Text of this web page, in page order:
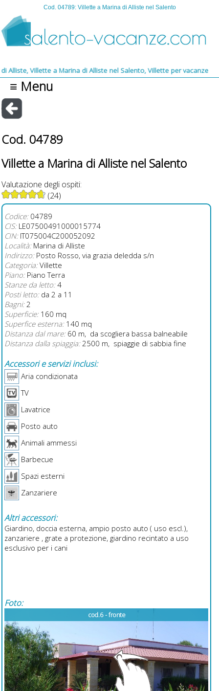
Cod. 04789: Villette a Marina di Alliste nel Salento
Villette a Marina di Alliste nel Salento, Villette per vacanze a
≡ Menu
Cod. 04789
Villette a Marina di Alliste nel Salento
Valutazione degli ospiti:
(24)
Codice:04789
CIS:LE07500491000015774
CIN:IT075004C200052092
Località: Marina di Alliste
Indirizzo:Posto Rosso, via grazia deledda s/n
Categoria:Villette
Piano:Piano Terra
Stanze da letto:4
Posti letto:da 2 a 11
Bagni:2
Superficie:160 mq
Superfice esterna:140 mq
Distanza dal mare:60 m, da scogliera bassa balneabile
Distanza dalla spiaggia:2500 m, spiaggie di sabbia fine
Accessori e servizi inclusi:
Aria condizionata
TV
Lavatrice
Posto auto
Animali ammessi
Barbecue
Spazi esterni
Zanzariere
Altri accessori:
Giardino, doccia esterna, ampio posto auto ( uso escl.),
zanzariere , grate a protezione, giardino recintato a uso
esclusivo per i cani
Foto:
cod.6 - fronte